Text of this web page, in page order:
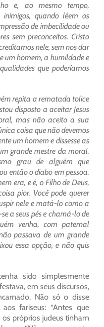
e, ao mesmo tempo,
inimigos, quando lêem os
de imbecilidade ou
sem preconceitos. Cristo
nele, sem nos dar
um homem, a humildade e
que poderíamos
repita a rematada tolice
disposto a aceitar Jesus
mas não aceito a sua
coisa que não devemos
um homem e dissesse as
grande mestre da moral.
grau de alguém que
então o diabo em pessoa.
era, e é, o Filho de Deus,
pior. Você pode querer
nele e matá-lo como a
a seus pés e chamá-lo de
venha, com paternal
passava de um grande
essa opção, e não quis
sido simplesmente
em seus discursos,
Não só o disse
fariseus: “Antes que
os próprios judeus tinham